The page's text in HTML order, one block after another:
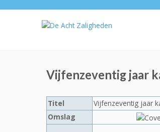
Vijfenzeventig jaar
Titel
Vijfenzeventig jaar
Omslag